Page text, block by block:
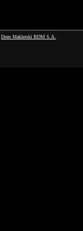
Dom Maklerski BDM S.A.